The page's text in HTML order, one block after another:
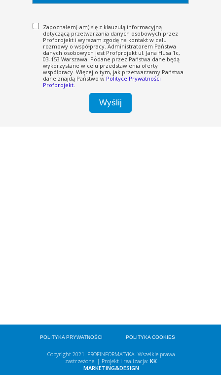
POLITYKA COOKIES
POLITYKA PRYWATNOŚCI
Copyright 2021. PROFINFORMATYKA. Wszelkie prawa
zastrzeżone. | Projekt i realizacja: KK
MARKETING&DESIGN
Zapoznałem(-am) się z klauzulą informacyjną
dotyczącą przetwarzania danych osobowych przez
Profprojekt i wyrażam zgodę na kontakt w celu
rozmowy o współpracy. Administratorem Państwa
danych osobowych jest Profprojekt ul. Jana Husa 1c,
03-153 Warszawa. Podane przez Państwa dane będą
wykorzystane w celu przedstawienia oferty
współpracy. Więcej o tym, jak przetwarzamy Państwa
dane znajdą Państwo w Polityce Prywatności
Profprojekt.
Wyślij